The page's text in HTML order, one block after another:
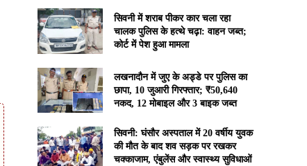
सिवनी में शराब पीकर कार चला रहा
चालक पुलिस के हत्थे चढ़ा: वाहन जब्त;
कोर्ट में पेश हुआ मामला
लखनादौन में जुए के अड्डे पर पुलिस का
छापा, 10 जुआरी गिरफ्तार; ₹50,640
नकद, 12 मोबाइल और 3 बाइक जब्त
सिवनी: घंसौर अस्पताल में 20 वर्षीय युवक
की मौत के बाद शव सड़क पर रखकर
चक्काजाम, एंबुलेंस और स्वास्थ्य सुविधाओं